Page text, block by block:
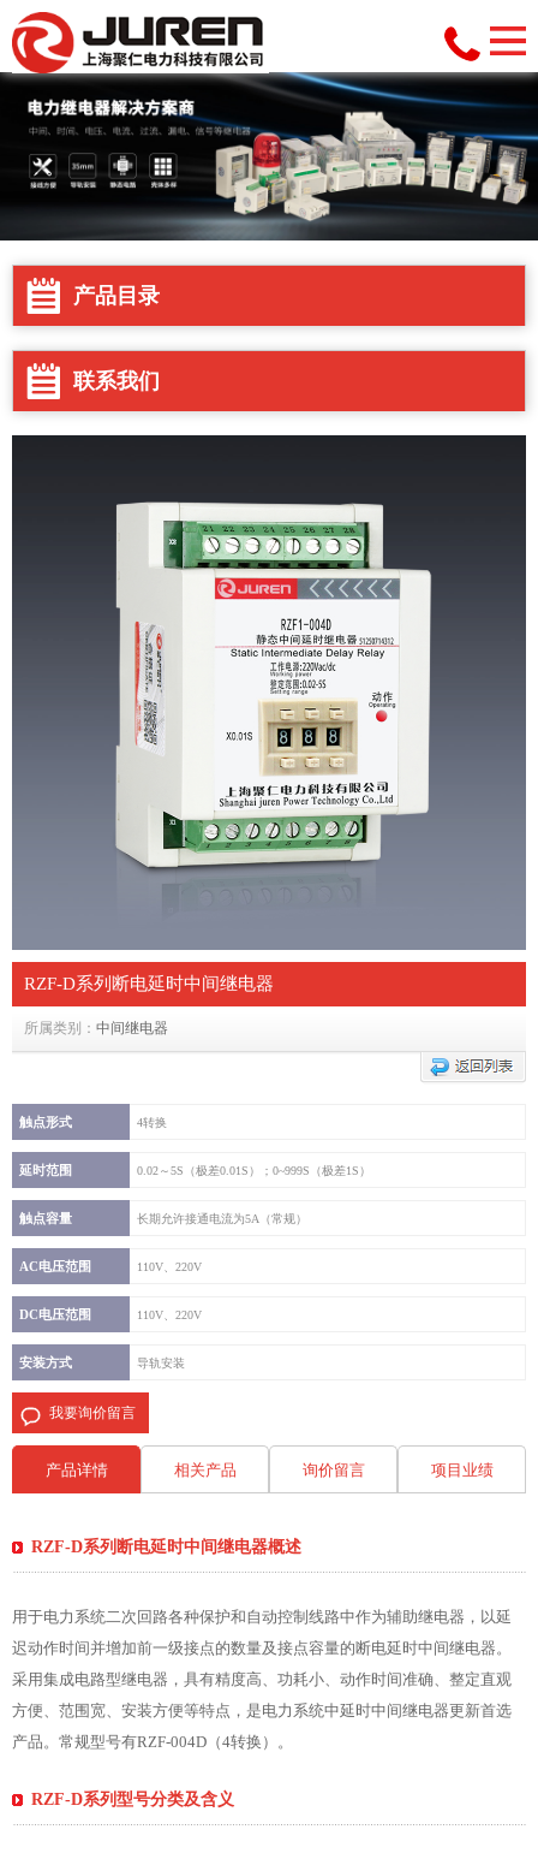
产品目录
联系我们
RZF-D系列断电延时中间继电器
所属类别： 中间继电器
触点形式 4转换
延时范围 0.02～5S（极差0.01S）；0~999S（极差1S）
触点容量 长期允许接通电流为5A（常规）
AC电压范围 110V、220V
DC电压范围 110V、220V
安装方式 导轨安装
我要询价留言
产品详情 相关产品 询价留言 项目业绩
RZF-D系列断电延时中间继电器概述
用于电力系统二次回路各种保护和自动控制线路中作为辅助继电器，以延
迟动作时间并增加前一级接点的数量及接点容量的断电延时中间继电器。
采用集成电路型继电器，具有精度高、功耗小、动作时间准确、整定直观
方便、范围宽、安装方便等特点，是电力系统中延时中间继电器更新首选
产品。常规型号有RZF-004D（4转换）。
RZF-D系列型号分类及含义